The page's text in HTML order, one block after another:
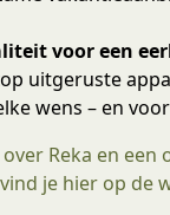
voor een
uitgeruste
wens – en
Reka en een
je hier op de